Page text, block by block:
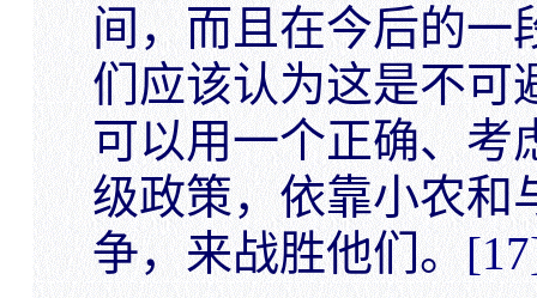
间，而且在今后的一
们应该认为这是不
可以用一个正确、考
级政策，依靠小农和
争，来战胜他们。